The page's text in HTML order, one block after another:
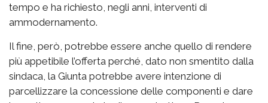
tempo e ha richiesto, negli anni, interventi di
ammodernamento.
Il fine, però, potrebbe essere anche quello di rendere
più appetibile l’offerta perché, dato non smentito dalla
sindaca, la Giunta potrebbe avere intenzione di
parcellizzare la concessione delle componenti e dare